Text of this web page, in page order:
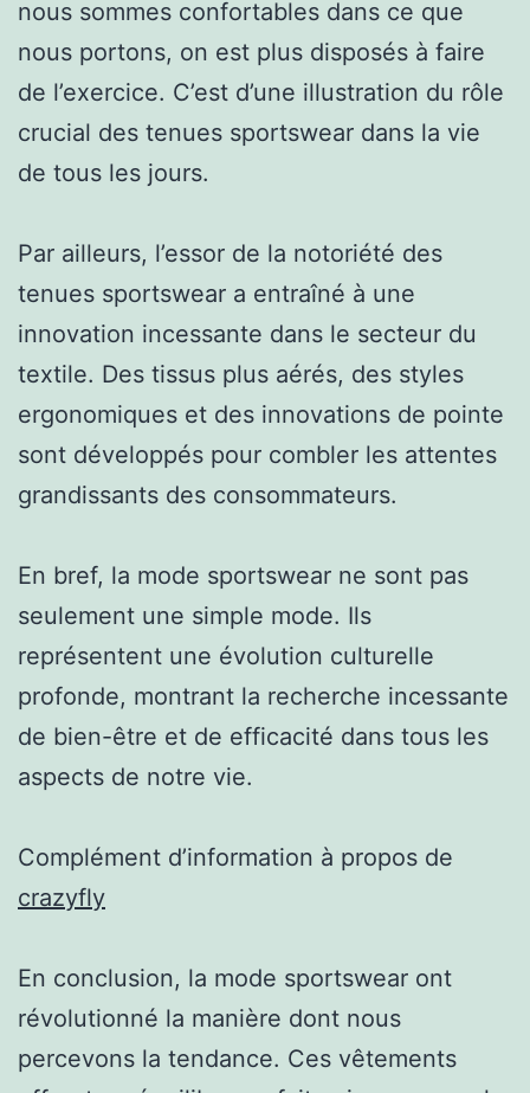
nous sommes confortables dans ce que
nous portons, on est plus disposés à faire
de l’exercice. C’est d’une illustration du rôle
crucial des tenues sportswear dans la vie
de tous les jours.
Par ailleurs, l’essor de la notoriété des
tenues sportswear a entraîné à une
innovation incessante dans le secteur du
textile. Des tissus plus aérés, des styles
ergonomiques et des innovations de pointe
sont développés pour combler les attentes
grandissants des consommateurs.
En bref, la mode sportswear ne sont pas
seulement une simple mode. Ils
représentent une évolution culturelle
profonde, montrant la recherche incessante
de bien-être et de efficacité dans tous les
aspects de notre vie.
Complément d’information à propos de
crazyfly
En conclusion, la mode sportswear ont
révolutionné la manière dont nous
percevons la tendance. Ces vêtements